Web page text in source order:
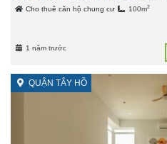
Cho thuê căn hộ chung cư 100m2
1 năm trước
QUẬN TÂY HỒ